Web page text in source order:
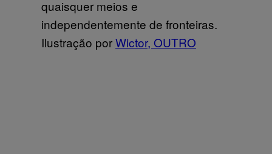
quaisquer meios e
independentemente de fronteiras.
Ilustração porWictor, OUTRO